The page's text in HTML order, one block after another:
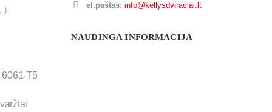
)
T5
el.paštas: info@kellysdviraciai.lt
NAUDINGA INFORMACIJA